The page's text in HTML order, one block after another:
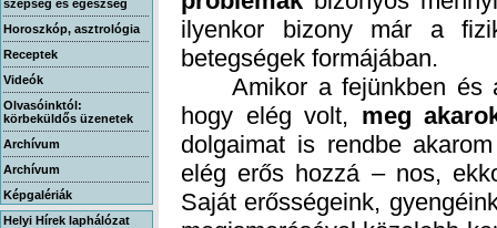
szépség és egészség
Horoszkóp, asztrológia
Receptek
Videók
Olvasóinktól:
körbeküldős üzenetek
Archívum
Archívum
Képgalériák
Helyi Hírek laphálózat
betegségek formájában.
Amikor a fejünkben és a
hogy elég volt, meg
elég erős hozzá – nos,